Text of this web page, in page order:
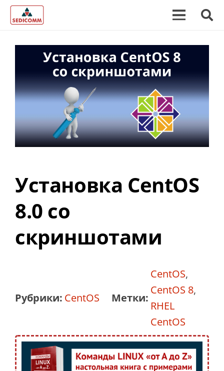
Установка CentOS
8.0 со
скриншотами
Рубрики: CentOS Метки:
CentOS,
CentOS 8,
RHEL
CentOS